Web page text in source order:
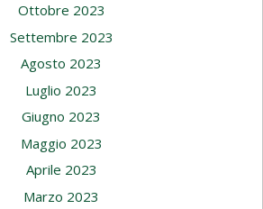
Ottobre 2023
Settembre 2023
Agosto 2023
Luglio 2023
Giugno 2023
Maggio 2023
Aprile 2023
Marzo 2023